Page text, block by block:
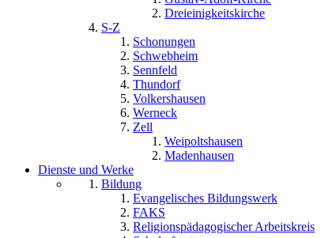
Dreieinigkeitskirche
S-Z
Schonungen
Schwebheim
Sennfeld
Thundorf
Volkershausen
Werneck
Zell
Weipoltshausen
Madenhausen
Dienste und Werke
Bildung
Evangelisches Bildungswerk
FAKS
Religionspädagogischer Arbeitskreis